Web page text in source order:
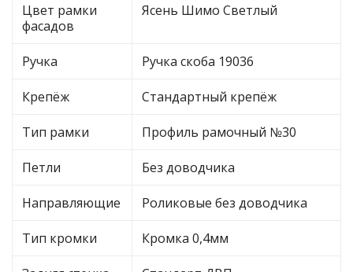
Цвет рамки
фасадов
Ясень Шимо Светлый
Ручка Ручка скоба 19036
Крепёж Стандартный крепёж
Тип рамки Профиль рамочный №30
Петли Без доводчика
Направляющие Роликовые без доводчика
Тип кромки Кромка 0,4мм